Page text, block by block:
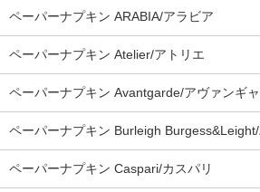
ペーパーナプキン ARABIA/アラビア
ペーパーナプキン Atelier/アトリエ
ペーパーナプキン Avantgarde/アヴァンギ
ペーパーナプキン Burleigh
ペーパーナプキン Caspari/カスパリ